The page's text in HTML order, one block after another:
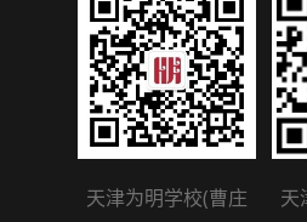
天津为明学校(曹庄
天